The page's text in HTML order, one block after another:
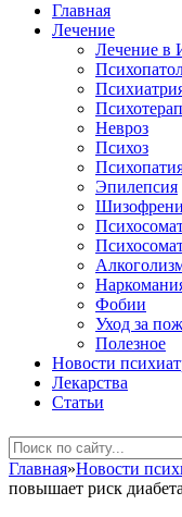
Главная
Лечение
Лечение в
Невроз
Психоз
Эпилепсия
Фобии
Уход за
Полезное
Новости
Лекарства
Статьи
Главная»Новости
повышает риск диабета